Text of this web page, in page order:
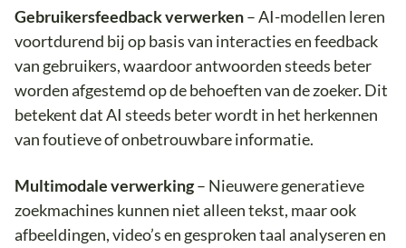
Gebruikersfeedback verwerken– AI-modellen leren
voortdurend bij op basis van interacties en feedback
van gebruikers, waardoor antwoorden steeds beter
worden afgestemd op de behoeften van de zoeker. Dit
betekent dat AI steeds beter wordt in het herkennen
van foutieve of onbetrouwbare informatie.
Multimodale verwerking– Nieuwere generatieve
zoekmachines kunnen niet alleen tekst, maar ook
afbeeldingen, video’s en gesproken taal analyseren en